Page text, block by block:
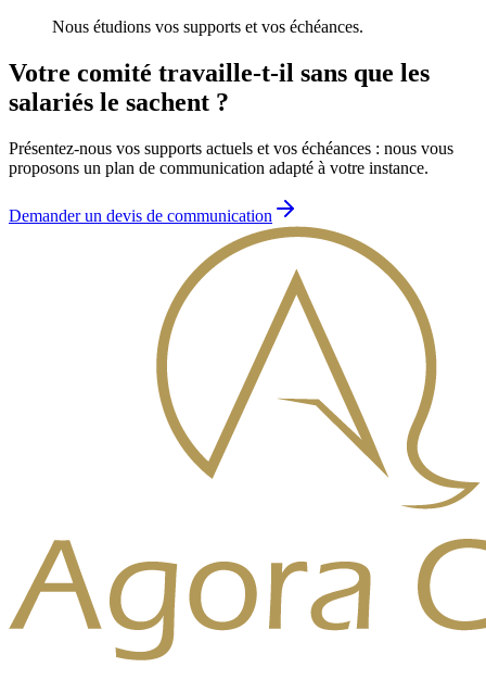
Nous étudions vos supports et vos échéances.
Votre comité travaille-t-il sans que les
salariés le sachent ?
Présentez-nous vos supports actuels et vos échéances : nous vous
proposons un plan de communication adapté à votre instance.
Demander un devis de communication